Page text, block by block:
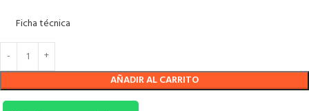
Ficha técnica
AÑADIR AL CARRITO